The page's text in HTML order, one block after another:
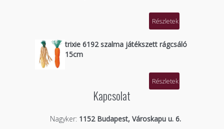
Részletek
trixie 6192 szalma játékszett rágcsáló
15cm
Részletek
Kapcsolat
Nagyker:1152 Budapest, Városkapu u. 6.